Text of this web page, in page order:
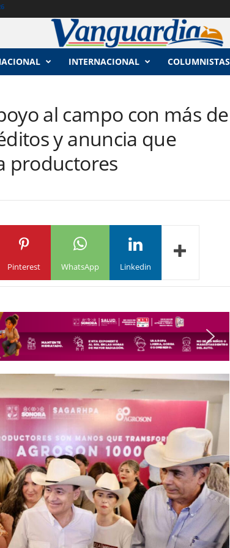
INTERNACIONAL COLUMNISTAS
al campo con más de
y anuncia que
productores
Pinterest WhatsApp Linkedin